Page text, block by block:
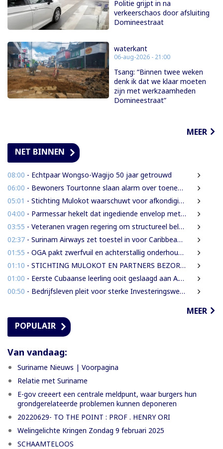
Politie grijpt in na
verkeerschaos door afsluiting
Domineestraat
waterkant
06-aug-2026 - 21:00
Tsang: “Binnen twee weken
denk ik dat we klaar moeten
zijn met werkzaamheden
Domineestraat”
MEER
NET BINNEN
08:00 - Echtpaar Wongso-Wagijo 50 jaar getrouwd
06:00 - Bewoners Tourtonne slaan alarm over toenemende prostitutie, drugshandel en overlast door vreemdelingen
05:01 - Stichting Mulokot waarschuwt voor afkondiging 5-kilometerstraalwet
04:00 - Parmessar hekelt dat ingediende envelop met vermogensinformatie van DNA-lid vermoedelijk is opengemaakt
03:55 - Veteranen vragen regering om structureel beleid en meer ondersteuning
02:37 - Surinam Airways zet toestel in voor Caribbean Premier League crickettoernooi
01:55 - OGA pakt zwerfvuil en achterstallig onderhoud gezamenlijk aan
01:10 - STICHTING MULOKOT EN PARTNERS BEZORGD OVER VOORGENOMEN AFKONDIGING 5-KILOMETER-STRAALWET
01:00 - Eerste Cubaanse leerling ooit geslaagd aan A.T. Calorschool
00:50 - Bedrijfsleven pleit voor sterke Investeringswet en onafhankelijke SITA
MEER
POPULAIR
Van vandaag:
Suriname Nieuws | Voorpagina
Relatie met Suriname
E-gov creeert een centrale meldpunt, waar burgers hun
grondgerelateerde problemen kunnen deponeren
20220629- TO THE POINT : PROF . HENRY ORI
Welingelichte Kringen Zondag 9 februari 2025
SCHAAMTELOOS